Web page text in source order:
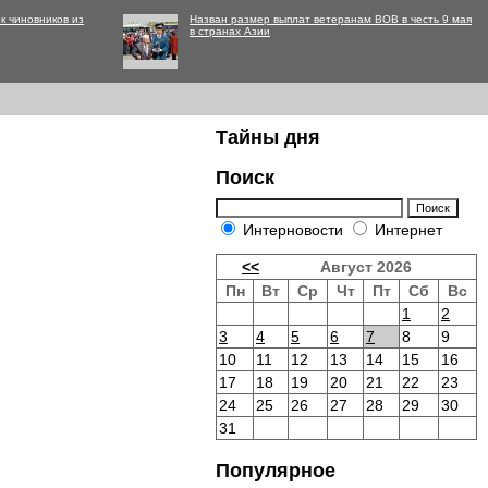
чиновников из
Назван размер выплат ветеранам ВОВ в честь 9 мая
в странах Азии
Тайны дня
Поиск
Интерновости Интернет
<<
Август 2026
Пн
Вт Ср Чт Пт Сб
Вс
1
2
3
4 5 6 7 8
9
10
11 12 13 14 15
16
17
18 19 20 21 22
23
24
25 26 27 28 29
30
31
Популярное